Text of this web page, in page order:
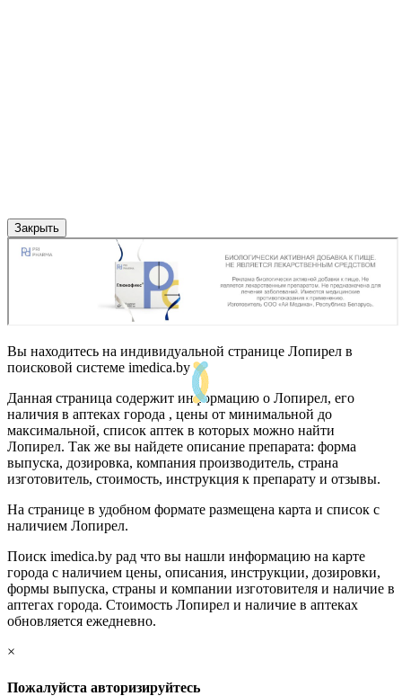
Закрыть
Вы находитесь на индивидуальной странице Лопирел в
поисковой системе imedica.by
Данная страница содержит информацию о Лопирел, его
наличия в аптеках города , цены от минимальной до
максимальной, список аптек в которых можно найти
Лопирел. Так же вы найдете описание препарата: форма
выпуска, дозировка, компания производитель, страна
изготовитель, стоимость, инструкция к препарату и отзывы.
На странице в удобном формате размещена карта и список с
наличием Лопирел.
Поиск imedica.by рад что вы нашли информацию на карте
города с наличием цены, описания, инструкции, дозировки,
формы выпуска, страны и компании изготовителя и наличие в
аптегах города. Стоимость Лопирел и наличие в аптеках
обновляется ежедневно.
×
Пожалуйста авторизируйтесь